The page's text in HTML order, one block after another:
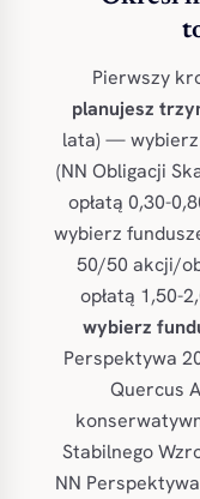
Pierwszy
planujesz
lata) — wybierz
(NN Obligacji
opłatą 0,30-
wybierz
50/50 akcji/
opłatą 1,50-
wybierz
Perspektywa
Quercus
Stabilnego
NN